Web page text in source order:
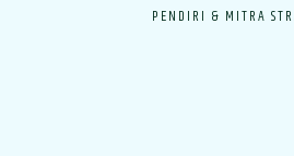
Norwegian Ministry of